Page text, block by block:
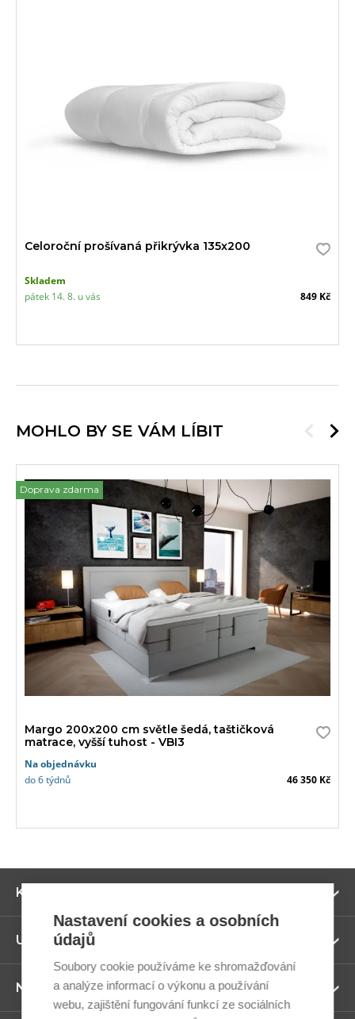
Celoroční prošívaná přikrývka 135x200
Skladem
pátek 14. 8. u vás
849 Kč
MOHLO BY SE VÁM LÍBIT
Doprava zdarma
Margo 200x200 cm světle šedá, taštičková
matrace, vyšší tuhost - VBI3
Na objednávku
do 6 týdnů
46 350 Kč
Kategorie
Užitečné odkazy
Newsletter
Nastavení cookies a osobních
údajů
Soubory cookie používáme ke shromažďování
a analýze informací o výkonu a používání
webu, zajištění fungování funkcí ze sociálních